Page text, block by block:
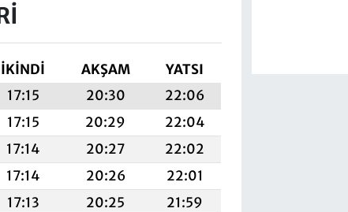
İKINDI AKŞAM
YATSI
17:15 20:30
22:06
17:15 20:29
22:04
17:14 20:27
22:02
17:14 20:26
22:01
17:13 20:25
21:59